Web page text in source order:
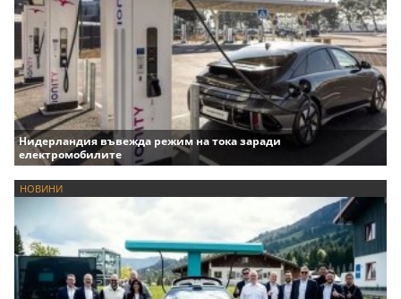
Нидерландия въвежда режим на тока заради
електромобилите
НОВИНИ